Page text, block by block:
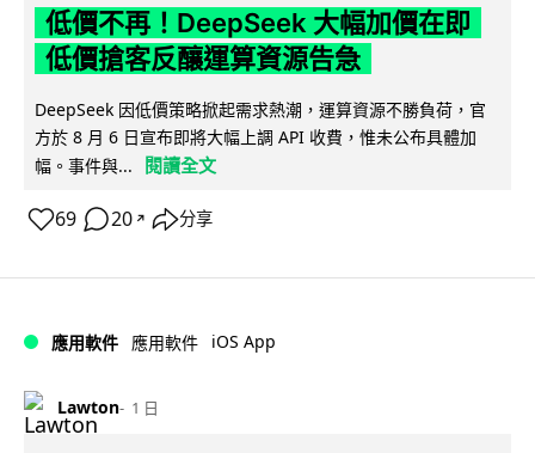
低價不再！DeepSeek 大幅加價在即
低價搶客反釀運算資源告急
DeepSeek 因低價策略掀起需求熱潮，運算資源不勝負荷，官
方於 8 月 6 日宣布即將大幅上調 API 收費，惟未公布具體加
幅。事件與...
閱讀全文
69 20 ↗ 分享
應用軟件 應用軟件 iOS App
Lawton 1 日